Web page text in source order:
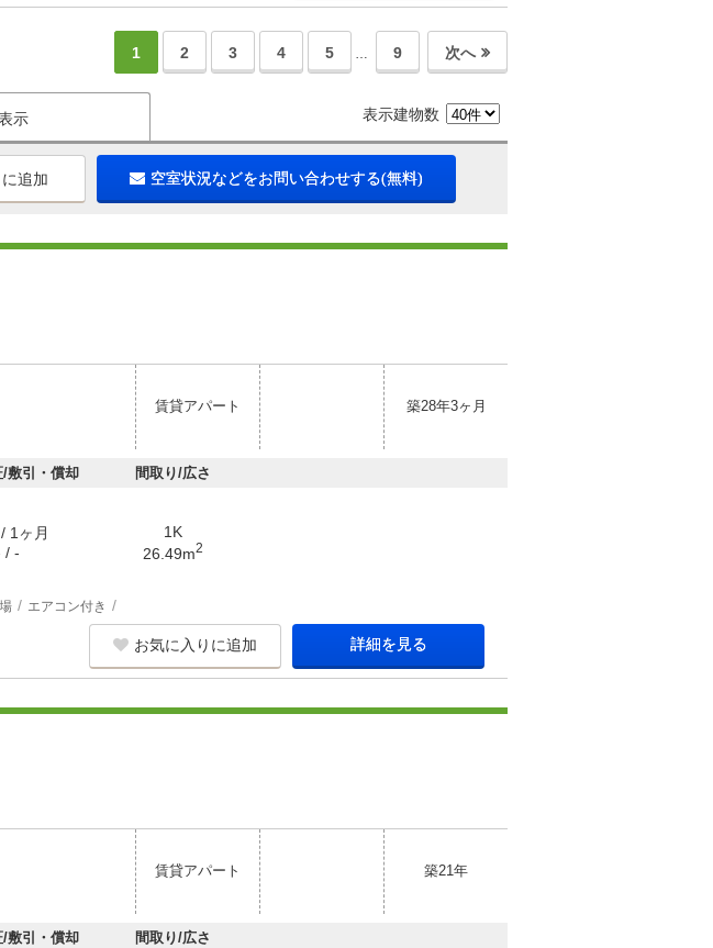
1 2 3 4 5 … 9 次へ
示 表示建物数
追加 空室状況などをお問い合わせする(無料)
賃貸アパート 築28年3ヶ月
敷引・償却 間取り/広さ
1ヶ月
/ -
1K
26.49m2
エアコン付き
お気に入りに追加 詳細を見る
賃貸アパート 築21年
敷引・償却 間取り/広さ